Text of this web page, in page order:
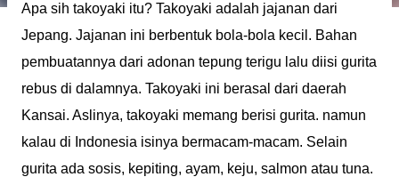
Apa sih takoyaki itu? Takoyaki adalah jajanan dari
Jepang. Jajanan ini berbentuk bola-bola kecil. Bahan
pembuatannya dari adonan tepung terigu lalu diisi gurita
rebus di dalamnya. Takoyaki ini berasal dari daerah
Kansai. Aslinya, takoyaki memang berisi gurita. namun
kalau di Indonesia isinya bermacam-macam. Selain
gurita ada sosis, kepiting, ayam, keju, salmon atau tuna.